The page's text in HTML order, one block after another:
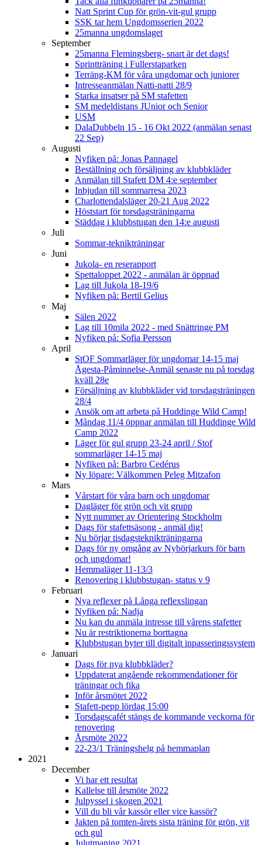
Natt Sprint Cup för grön-vit-gul grupp
SSK tar hem Ungdomsserien 2022
25manna ungdomslaget
September
25manna Flemingsberg- snart är det dags!
Sprintträning i Fullerstaparken
Terräng-KM för våra ungdomar och juniorer
Intresseanmälan Natti-natti 28/9
Starka insatser på SM stafetten
SM medeldistans JUnior och Senior
USM
DalaDubbeln 15 - 16 Okt 2022 (anmälan senast
22 Sep)
Augusti
Nyfiken på: Jonas Pannagel
Beställning och försäljning av klubbkläder
Anmälan till Stafett DM 4:e september
Inbjudan till sommarresa 2023
Charlottendalsläger 20-21 Aug 2022
Höststart för torsdagsträningarna
Städdag i klubbstugan den 14:e augusti
Juli
Sommar-teknikträningar
Juni
Jukola- en reserapport
Spettaloppet 2022 - anmälan är öppnad
Lag till Jukola 18-19/6
Nyfiken på: Bertil Gelius
Maj
Sälen 2022
Lag till 10mila 2022 - med Snättringe PM
Nyfiken på: Sofia Persson
April
StOF Sommarläger för ungdomar 14-15 maj
Ågesta-Påminnelse-Anmäl senaste nu på torsdag
kväll 28e
Försäljning av klubbkläder vid torsdagsträningen
28/4
Ansök om att arbeta på Huddinge Wild Camp!
Måndag 11/4 öppnar anmälan till Huddinge Wild
Camp 2022
Läger för gul grupp 23-24 april / Stof
sommarläger 14-15 maj
Nyfiken på: Barbro Cedérus
Ny löpare: Välkommen Peleg Mitzafon
Mars
Vårstart för våra barn och ungdomar
Dagläger för grön och vit grupp
Nytt nummer av Orientering Stockholm
Dags för stafettsäsong - anmäl dig!
Nu börjar tisdagsteknikträningarna
Dags för ny omgång av Nybörjarkurs för barn
och ungdomar!
Hemmaläger 11-13/3
Renovering i klubbstugan- status v 9
Februari
Nya reflexer på Långa reflexslingan
Nyfiken på: Nadja
Nu kan du anmäla intresse till vårens stafetter
Nu är restriktionerna borttagna
Klubbstugan byter till digitalt inpasseringssystem
Januari
Dags för nya klubbkläder?
Uppdaterat angående rekommendationer för
träningar och fika
Inför årsmötet 2022
Stafett-pepp lördag 15:00
Torsdagscafét stängs de kommande veckorna för
renovering
Årsmöte 2022
22-23/1 Träningshelg på hemmaplan
2021
December
Vi har ett resultat
Kallelse till årsmöte 2022
Julpyssel i skogen 2021
Vill du bli vår kassör eller vice kassör?
Jakten på tomten-årets sista träning för grön, vit
och gul
Julutmaning 2021